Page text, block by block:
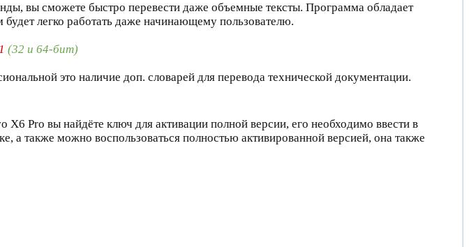
вы сможете быстро перевести даже объемные тексты. Программа обладает
легко работать даже начинающему пользователю.
(32 и 64-бит)
это наличие доп. словарей для перевода технической документации.
Pro вы найдёте ключ для активации полной версии, его необходимо ввести в
а также можно воспользоваться полностью активированной версией, она также